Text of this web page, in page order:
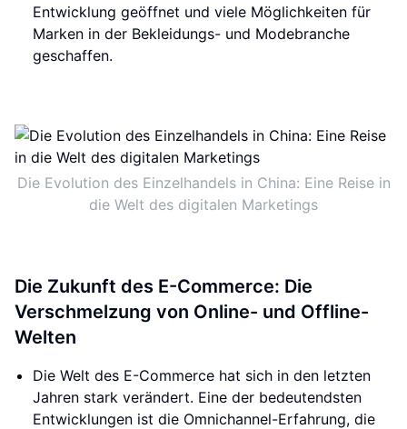
Entwicklung geöffnet und viele Möglichkeiten für
Marken in der Bekleidungs- und Modebranche
geschaffen.
Die Evolution des Einzelhandels in China: Eine Reise in
die Welt des digitalen Marketings
Die Zukunft des E-Commerce: Die
Verschmelzung von Online- und Offline-
Welten
Die Welt des E-Commerce hat sich in den letzten
Jahren stark verändert. Eine der bedeutendsten
Entwicklungen ist die Omnichannel-Erfahrung, die